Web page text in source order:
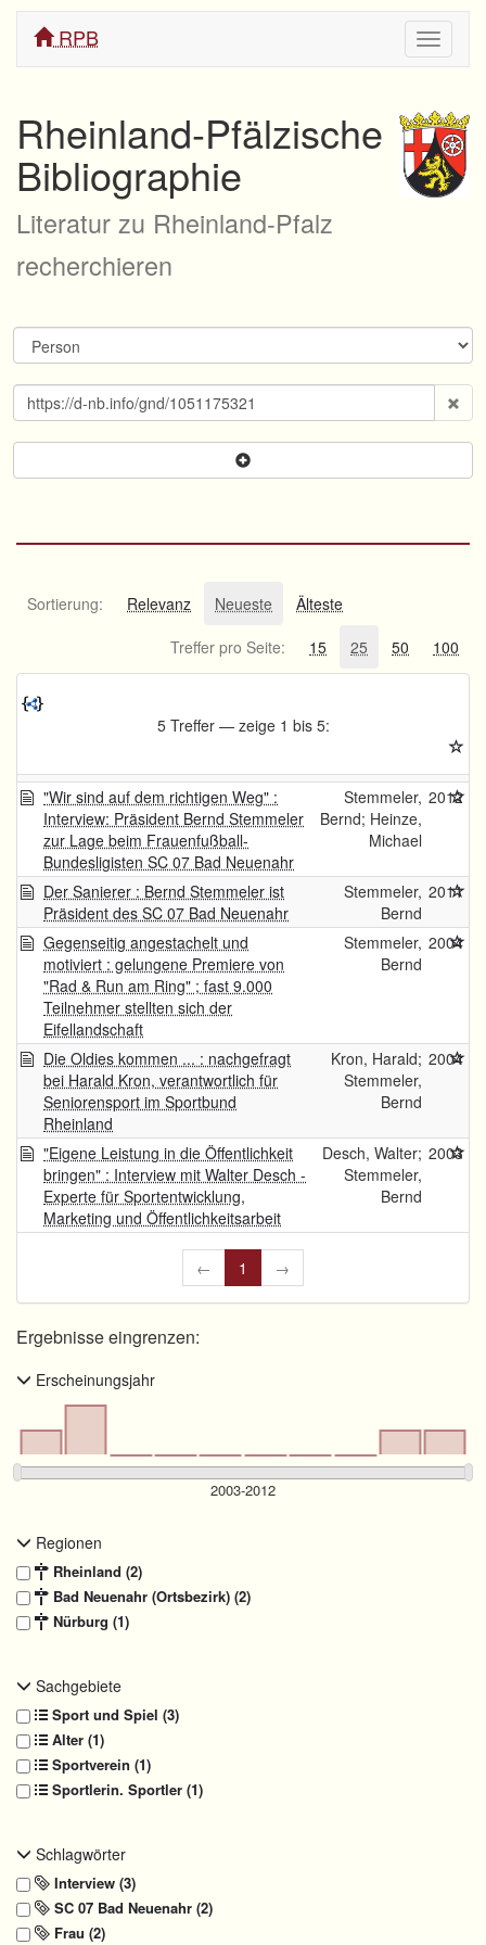
ein/
RPB
Rheinland-Pfälzische
Bibliographie
Literatur zu Rheinland-Pfalz
recherchieren
Sortierung: Relevanz Neueste
Älteste
Treffer pro Seite:
15 25 50 100
5 Treffer — zeige 1 bis 5:
"Wir sind auf dem richtigen Weg" :
Interview: Präsident Bernd Stemmeler
zur Lage beim Frauenfußball-
Bundesligisten SC 07 Bad Neuenahr
Stemmeler,
Bernd; Heinze,
Michael
2012
Der Sanierer : Bernd Stemmeler ist
Präsident des SC 07 Bad Neuenahr
Stemmeler,
Bernd
2011
Gegenseitig angestachelt und
motiviert : gelungene Premiere von
"Rad & Run am Ring" ; fast 9.000
Teilnehmer stellten sich der
Eifellandschaft
Stemmeler,
Bernd
2004
Die Oldies kommen ... : nachgefragt
bei Harald Kron, verantwortlich für
Seniorensport im Sportbund
Rheinland
Kron, Harald;
Stemmeler,
Bernd
2004
"Eigene Leistung in die Öffentlichkeit
bringen" : Interview mit Walter Desch -
Experte für Sportentwicklung,
Marketing und Öffentlichkeitsarbeit
Desch, Walter;
Stemmeler,
Bernd
2003
← 1 →
Ergebnisse eingrenzen:
Erscheinungsjahr
Regionen
Rheinland (2)
Bad Neuenahr (Ortsbezirk) (2)
Nürburg (1)
Sachgebiete
Sport und Spiel (3)
Alter (1)
Sportverein (1)
Sportlerin. Sportler (1)
Schlagwörter
Interview (3)
SC 07 Bad Neuenahr (2)
Frau (2)